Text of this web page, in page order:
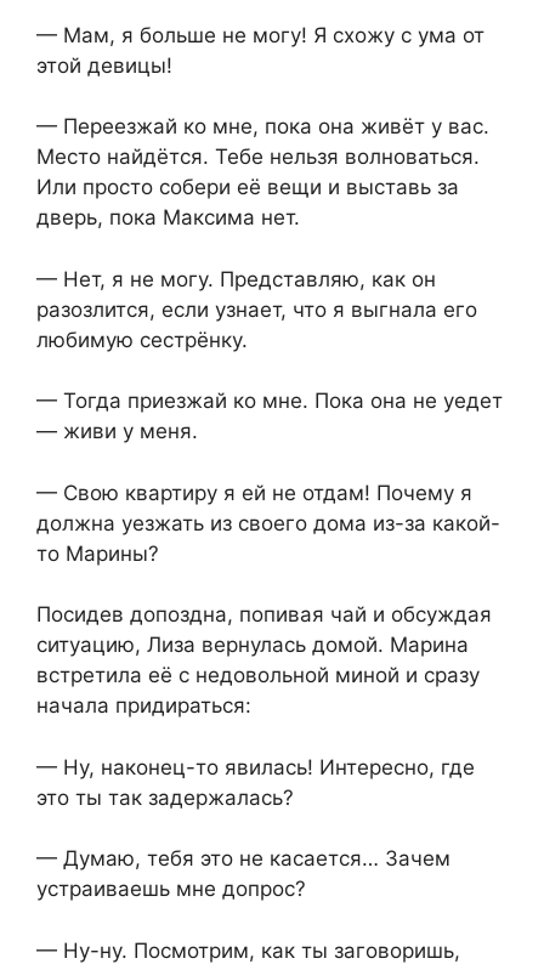
— Мам, я больше не могу! Я схожу с ума от
этой девицы!
— Переезжай ко мне, пока она живёт у вас.
Место найдётся. Тебе нельзя волноваться.
Или просто собери её вещи и выставь за
дверь, пока Максима нет.
— Нет, я не могу. Представляю, как он
разозлится, если узнает, что я выгнала его
любимую сестрёнку.
— Тогда приезжай ко мне. Пока она не уедет
— живи у меня.
— Свою квартиру я ей не отдам! Почему я
должна уезжать из своего дома из-за какой-
то Марины?
Посидев допоздна, попивая чай и обсуждая
ситуацию, Лиза вернулась домой. Марина
встретила её с недовольной миной и сразу
начала придираться:
— Ну, наконец-то явилась! Интересно, где
это ты так задержалась?
— Думаю, тебя это не касается… Зачем
устраиваешь мне допрос?
— Ну-ну. Посмотрим, как ты заговоришь,